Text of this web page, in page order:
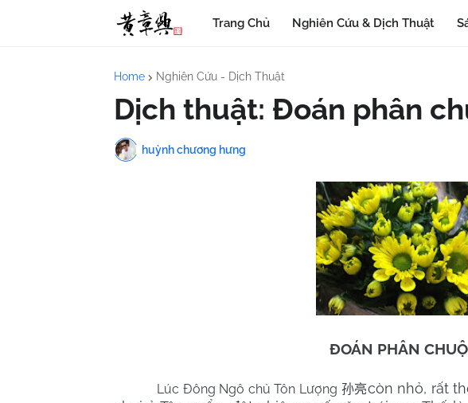
Trang Chủ Nghiên Cứu & Dịch Thuật
Home Nghiên Cứu - Dịch Thuật
Dịch thuật: Đoán phân
huỳnh chương hưng
ĐOÁN PHÂN
Lúc Đông Ngô chủ Tôn Lượng 孙亮còn nhỏ, rất